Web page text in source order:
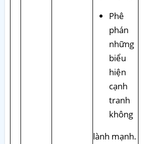
Phê
phán
những
biểu
hiện
cạnh
tranh
không
lành mạnh.